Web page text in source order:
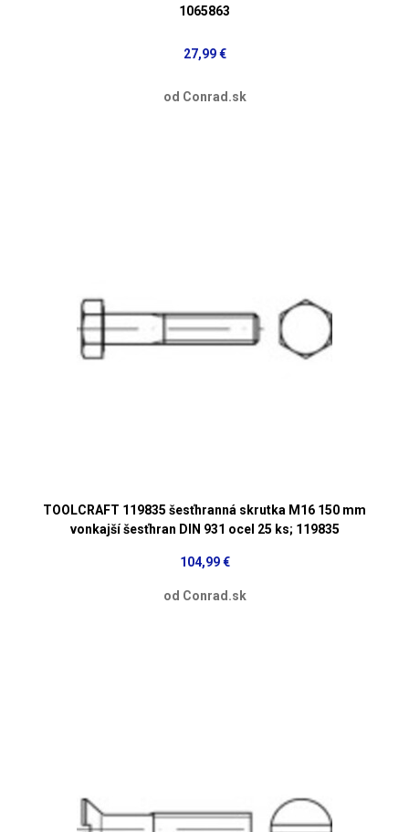
1065863
27,99 €
od Conrad.sk
TOOLCRAFT 119835 šesťhranná skrutka M16 150 mm
vonkajší šesťhran DIN 931 ocel 25 ks; 119835
104,99 €
od Conrad.sk